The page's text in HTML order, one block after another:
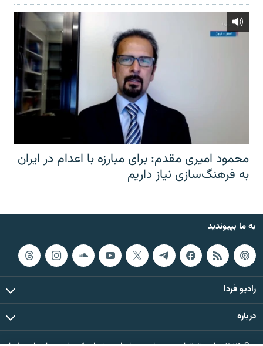
محمود امیری مقدم: برای مبارزه با اعدام در ایران
به فرهنگ‌سازی نیاز داریم
به ما بپیوندید
رادیو فردا
درباره